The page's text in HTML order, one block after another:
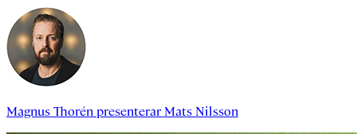
Magnus Thorénpresenterar Mats Nilsson